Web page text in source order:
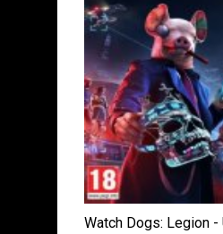
Watch Dogs: Legion -